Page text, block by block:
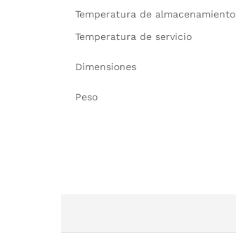
Temperatura de almacenamiento
Temperatura de servicio
Dimensiones
Peso